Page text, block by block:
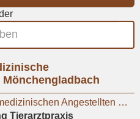
Azubi zum Tiermedizinischen Angestellten m/w/d in Kleintierpraxis Köln Poll gesucht
Tierarztpraxis